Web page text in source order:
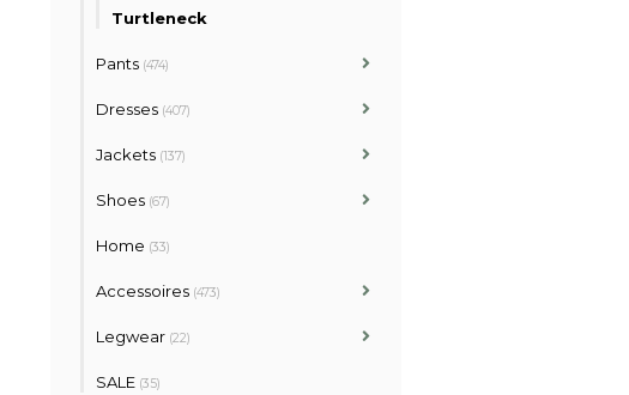
Turtleneck
Pants (474)
Dresses (407)
Jackets (137)
Shoes (67)
Home (33)
Accessoires (473)
Legwear (22)
SALE (35)